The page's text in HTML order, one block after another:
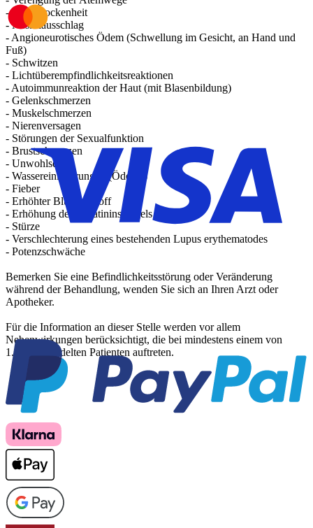
- Mundtrockenheit
- Nesselausschlag
- Angioneurotisches Ödem (Schwellung im Gesicht, an Hand und
Fuß)
- Schwitzen
- Lichtüberempfindlichkeitsreaktionen
- Autoimmunreaktion der Haut (mit Blasenbildung)
- Gelenkschmerzen
- Muskelschmerzen
- Nierenversagen
- Störungen der Sexualfunktion
- Brustschmerzen
- Unwohlsein
- Wassereinlagerungen (Ödeme)
- Fieber
- Erhöhter Blutharnstoff
- Erhöhung des Kreatininspiegels im Serum
- Stürze
- Verschlechterung eines bestehenden Lupus erythematodes
- Potenzschwäche
Bemerken Sie eine Befindlichkeitsstörung oder Veränderung
während der Behandlung, wenden Sie sich an Ihren Arzt oder
Apotheker.
Für die Information an dieser Stelle werden vor allem
Nebenwirkungen berücksichtigt, die bei mindestens einem von
1.000 behandelten Patienten auftreten.